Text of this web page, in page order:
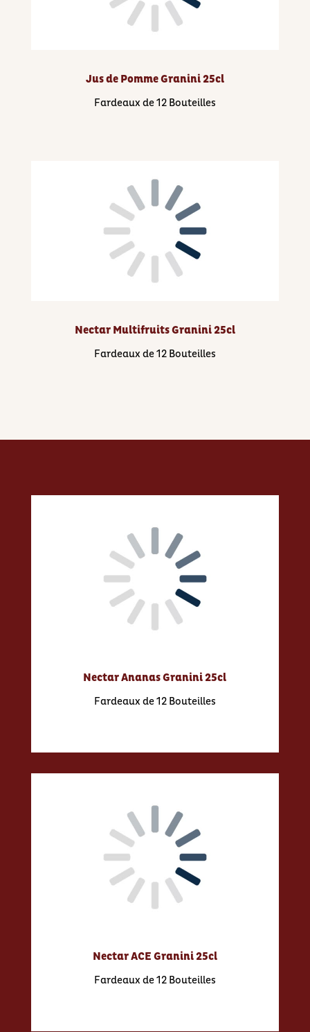
Jus de Pomme Granini 25cl
Fardeaux de 12 Bouteilles
Nectar Multifruits Granini 25cl
Fardeaux de 12 Bouteilles
Nectar Ananas Granini 25cl
Fardeaux de 12 Bouteilles
Nectar ACE Granini 25cl
Fardeaux de 12 Bouteilles